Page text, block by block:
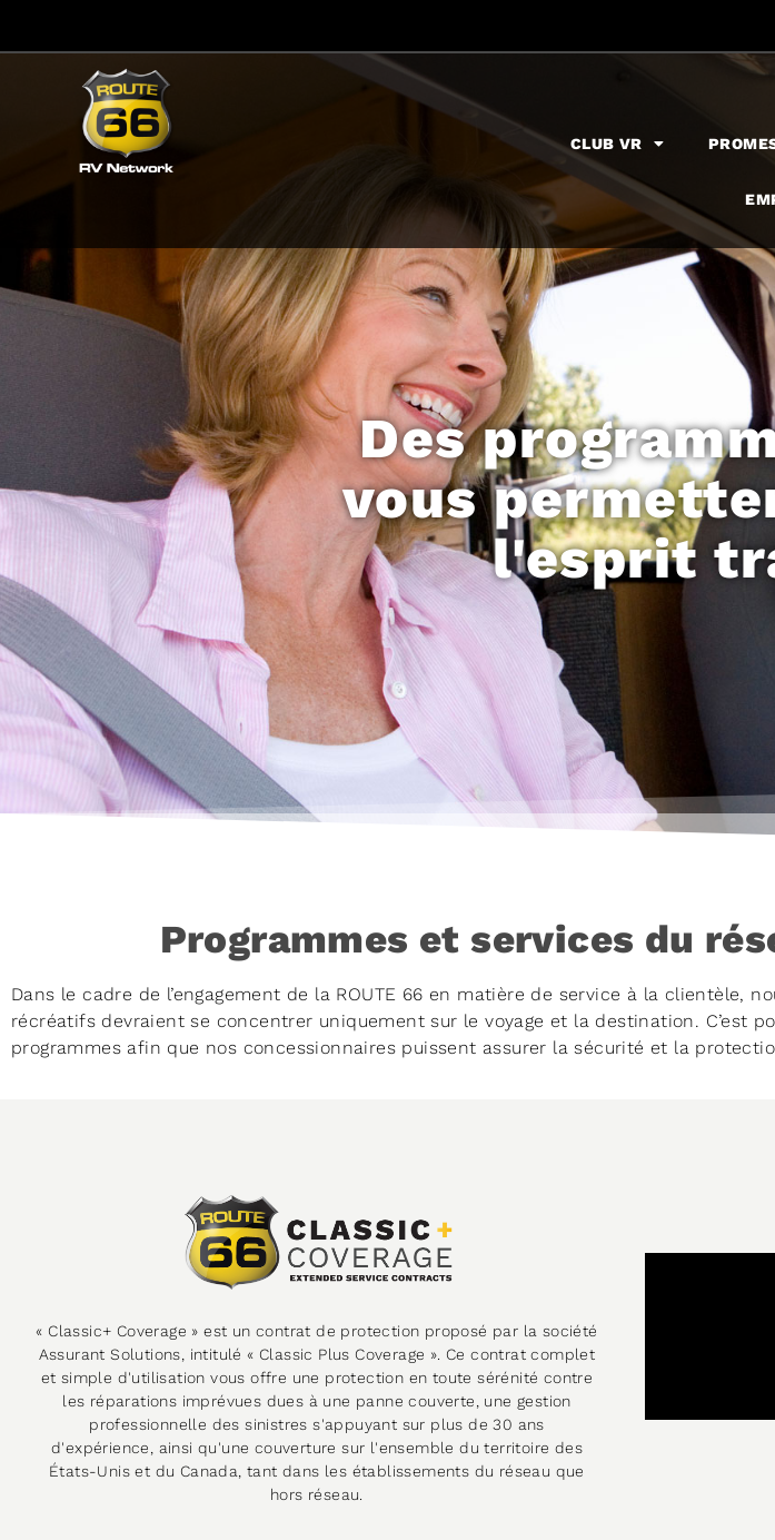
CLUB VR
Des
vous
l'esprit
Programmes et services du
Dans le cadre de l’engagement de la ROUTE 66 en matière de service à la clientèle,
récréatifs devraient se concentrer uniquement sur le voyage et la destination. C’est
programmes afin que nos concessionnaires puissent assurer la sécurité et la
« Classic+ Coverage » est un contrat de protection proposé par la société
Assurant Solutions, intitulé « Classic Plus Coverage ». Ce contrat complet
et simple d'utilisation vous offre une protection en toute sérénité contre
les réparations imprévues dues à une panne couverte, une gestion
professionnelle des sinistres s'appuyant sur plus de 30 ans
d'expérience, ainsi qu'une couverture sur l'ensemble du territoire des
États-Unis et du Canada, tant dans les établissements du réseau que
hors réseau.